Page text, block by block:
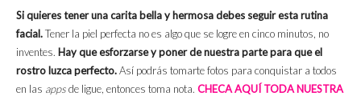
Si quieres tener una carita bella y hermosa debes seguir esta rutina
facial.Tener la piel perfecta no es algo que se logre en cinco minutos, no
inventes. Hay que esforzarse y poner de nuestra parte para que el
rostro luzca perfecto.Así podrás tomarte fotos para conquistar a todos
en las appsde ligue, entonces toma nota. CHECA AQUÍ TODA NUESTRA